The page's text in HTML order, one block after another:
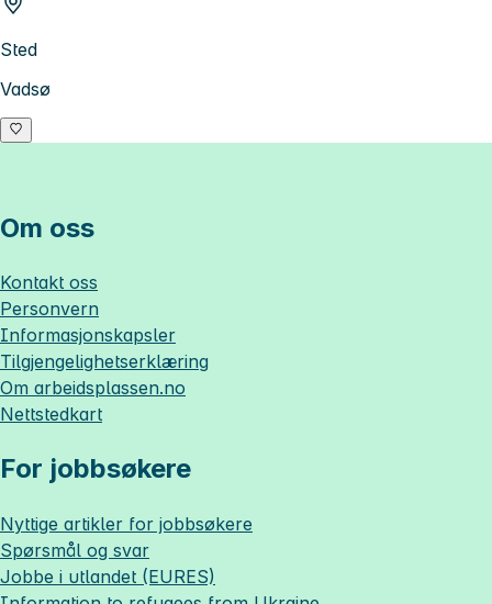
Sted
Vadsø
Om oss
Kontakt oss
Personvern
Informasjonskapsler
Tilgjengelighetserklæring
Om arbeidsplassen.no
Nettstedkart
For jobbsøkere
Nyttige artikler for jobbsøkere
Spørsmål og svar
Jobbe i utlandet (EURES)